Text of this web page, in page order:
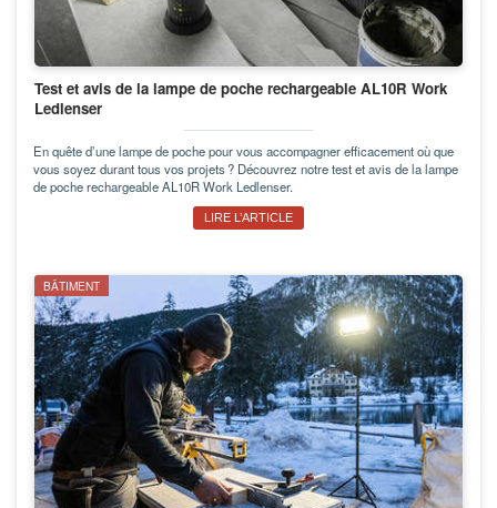
Test et avis de la lampe de poche rechargeable AL10R Work
Ledlenser
En quête d’une lampe de poche pour vous accompagner efficacement où que
vous soyez durant tous vos projets ? Découvrez notre test et avis de la lampe
de poche rechargeable AL10R Work Ledlenser.
LIRE L’ARTICLE
BÂTIMENT